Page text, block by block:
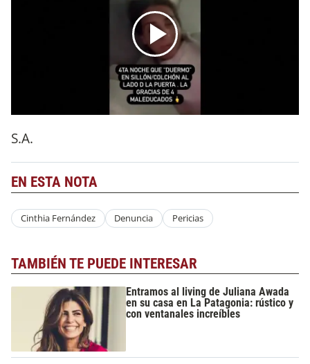
S.A.
EN ESTA NOTA
Cinthia Fernández Denuncia Pericias
TAMBIÉN TE PUEDE INTERESAR
Entramos al living de Juliana Awada
en su casa en La Patagonia: rústico y
con ventanales increíbles